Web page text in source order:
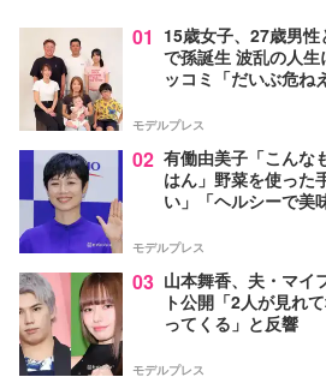
01 15歳女子、27歳男
で孫誕生 波乱の人
ッコミ「だいぶ危ね
モデルプレス
02 有働由美子「こんな
はん」野菜を使った
い」「ヘルシーで美
モデルプレス
03 山本舞香、夫・マイ
ト公開「2人が見れ
ってくる」と反響
モデルプレス